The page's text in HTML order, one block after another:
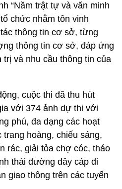
“Năm trật tự và văn minh
chức nhằm tôn vinh
thông tin cơ sở, từng
thông tin cơ sở, đáp ứng
và nhu cầu thông tin của
cuộc thi đã thu hút
với 374 ảnh dự thi với
phú, đa dạng các hoạt
hoàng, chiếu sáng,
rác, giải tỏa chợ cóc, tháo
thải đường dây cáp đi
giao thông trên các tuyến